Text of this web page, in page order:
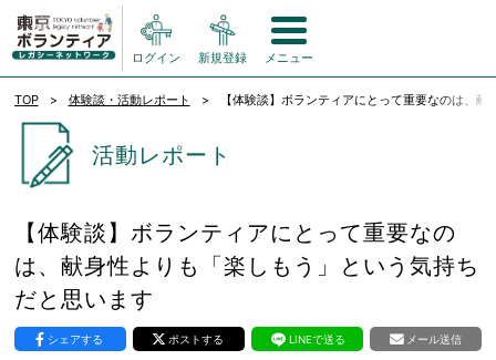
ログイン 新規登録 メニュー
TOP 体験談・活動レポート 【体験談】ボランティアにとって重要なのは、
活動レポート
【体験談】ボランティアにとって重要なの
は、献身性よりも「楽しもう」という気持ち
だと思います
シェアする ポストする LINEで送る メール送信